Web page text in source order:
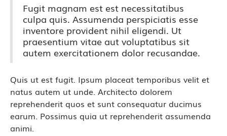
Fugit magnam est est necessitatibus
culpa quis. Assumenda perspiciatis esse
inventore provident nihil eligendi. Ut
praesentium vitae aut voluptatibus sit
autem exercitationem dolor recusandae.
Quis ut est fugit. Ipsum placeat temporibus velit et
natus autem ut unde. Architecto dolorem
reprehenderit quos et sunt consequatur ducimus
earum. Possimus quia ut reprehenderit assumenda
animi.